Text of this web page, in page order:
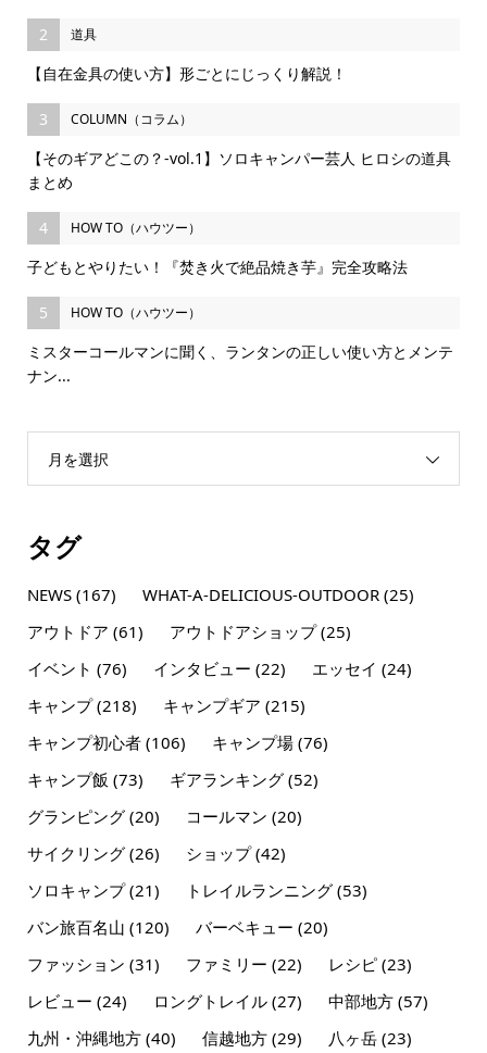
2 道具
【自在金具の使い方】形ごとにじっくり解説！
3 COLUMN（コラム）
【そのギアどこの？-vol.1】ソロキャンパー芸人 ヒロシの道具
まとめ
4 HOW TO（ハウツー）
子どもとやりたい！『焚き火で絶品焼き芋』完全攻略法
5 HOW TO（ハウツー）
ミスターコールマンに聞く、ランタンの正しい使い方とメンテ
ナン...
月を選択
タグ
NEWS(167) WHAT-A-DELICIOUS-OUTDOOR(25)
アウトドア (61) アウトドアショップ(25)
イベント (76) インタビュー (22) エッセイ (24)
キャンプ(218) キャンプギア (215)
キャンプ初心者(106) キャンプ場(76)
キャンプ飯 (73) ギアランキング(52)
グランピング(20) コールマン (20)
サイクリング(26) ショップ(42)
ソロキャンプ(21) トレイルランニング(53)
バン旅百名山 (120) バーベキュー (20)
ファッション (31) ファミリー (22) レシピ(23)
レビュー (24) ロングトレイル(27) 中部地方(57)
九州・沖縄地方(40) 信越地方(29) 八ヶ岳(23)